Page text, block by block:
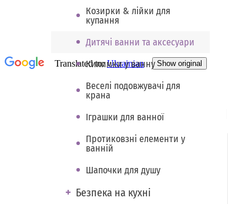
Козирки & лійки для
купання
Дитячі ванни та аксесуари
Килимки у ванну
Веселі подовжувачі для
крана
Іграшки для ванної
Протиковзні елементи у
ванній
Шапочки для душу
Безпека на кухні